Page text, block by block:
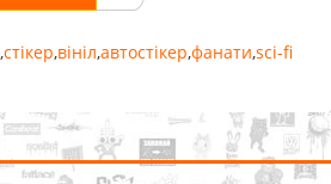
,стікер,вініл,автостікер,фанати,sci-fi